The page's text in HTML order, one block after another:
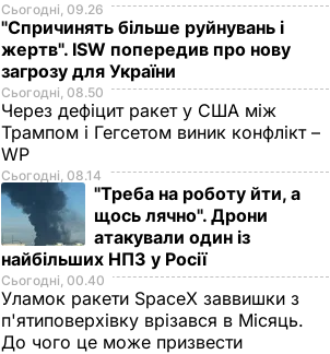
Сьогодні, 09.26
"Спричинять більше руйнувань і
жертв". ISW попередив про нову
загрозу для України
Сьогодні, 08.50
Через дефіцит ракет у США між
Трампом і Гегсетом виник конфлікт –
WP
Сьогодні, 08.14
"Треба на роботу йти, а
щось лячно". Дрони
атакували один із
найбільших НПЗ у Росії
Сьогодні, 00.40
Уламок ракети SpaceX заввишки з
п'ятиповерхівку врізався в Місяць.
До чого це може призвести